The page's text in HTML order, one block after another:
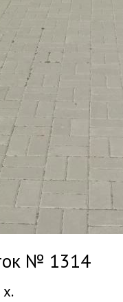
№ 1314